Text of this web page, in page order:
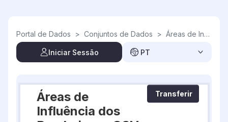
Portal de Dados > Conjuntos de Dados > Áreas de Influência dos Bombeiros
Iniciar Sessão PT
Transferir
Áreas de
Influência dos